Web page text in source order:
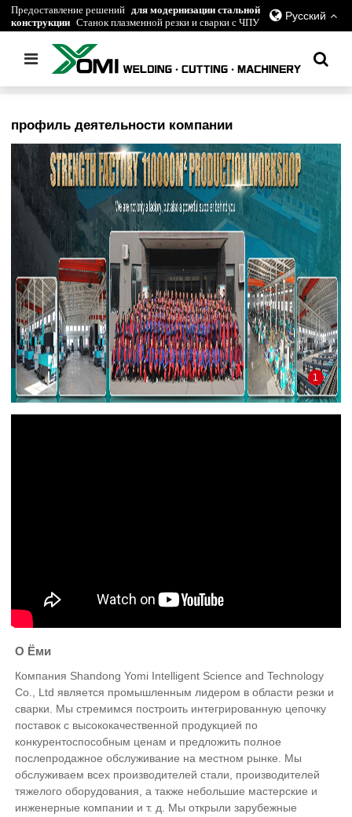
Предоставление решений для модернизации стальной
конструкции Станок плазменной резки и сварки с ЧПУ Русский
Главная / О компании
профиль деятельности компании
1
О Ёми
Компания Shandong Yomi Intelligent Science and Technology
Co., Ltd является промышленным лидером в области резки и
сварки. Мы стремимся построить интегрированную цепочку
поставок с высококачественной продукцией по
конкурентоспособным ценам и предложить полное
послепродажное обслуживание на местном рынке. Мы
обслуживаем всех производителей стали, производителей
тяжелого оборудования, а также небольшие мастерские и
инженерные компании и т. д. Мы открыли зарубежные